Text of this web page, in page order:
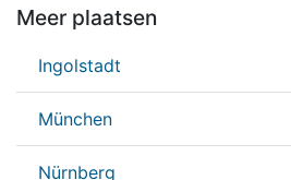
Meer plaatsen
Ingolstadt
München
Nürnberg